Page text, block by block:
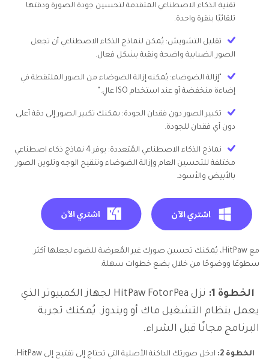
تقنية الذكاء الاصطناعي المتقدمة لتحسين جودة الصورة ودقتها
تلقائيًا بنقرة واحدة.
تقليل التشويش: يُمكن لنماذج الذكاء الاصطناعي أن تجعل
الصور الضبابية واضحة ونقية بشكل فعال.
"إزالة الضوضاء: يُمكنه إزالة الضوضاء من الصور الملتقطة في
إضاءة منخفضة أو عند استخدام ISO عالٍ."
تكبير الصور دون فقدان الجودة: يمكنك تكبير الصور إلى دقة أعلى
دون أي فقدان للجودة.
نماذج الذكاء الاصطناعي المُتعددة: يوفر 4 نماذج ذكاء اصطناعي
مختلفة للتحسين العام وإزالة الضوضاء وتنقيح الوجه وتلوين الصور
بالأبيض والأسود.
مع HitPaw، يُمكنك تحسين صورك غير المُعرضة للضوء لجعلها أكثر
سطوعًا ووضوحًا من خلال بضع خطوات سهلة:
الخطوة 1:
نزل HitPaw FotorPea لجهاز الكمبيوتر الذي
يعمل بنظام التشغيل ماك أو ويندوز. يُمكنك تجربة
البرنامج مجانًا قبل الشراء.
الخطوة 2:
ادخل صورتك الداكنة الأصلية التي تحتاج إلى تفتيح إلى HitPaw.